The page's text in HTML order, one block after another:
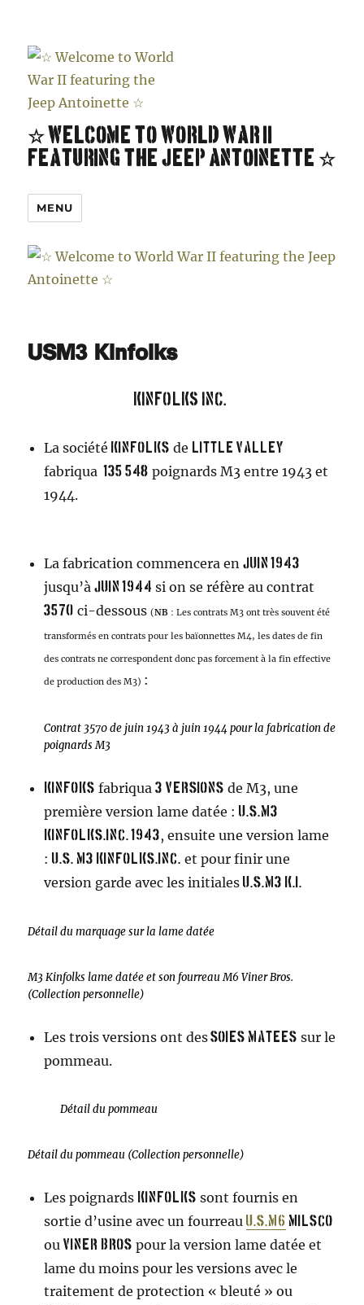
☆ Welcome to World War II
featuring the Jeep Antoinette ☆
MENU
USM3 Kinfolks
Kinfolks INC.
La société Kinfolks de Little Valley
fabriqua135 548 poignards M3 entre 1943 et
1944.
La fabrication commencera enjuin 1943
jusqu’àjuin 1944si on se réfère au contrat
3570 ci-dessous(NB : Les contrats M3 ont très souvent été
transformés en contrats pour les baïonnettes M4, les dates de fin
des contrats ne correspondent donc pas forcement à la fin effective
de production des M3) :
Contrat 3570 de juin 1943 à juin 1944 pour la fabrication de
poignards M3
Kinfoks fabriqua3 versions de M3, une
première version lame datée :U.S.M3
KINFOLKS.INC. 1943, ensuite une version lame
:U.S. M3 KINFOLKS.INC. et pour finir une
version garde avec les initialesU.S.M3 K.I.
Détail du marquage sur la lame datée
M3 Kinfolks lame datée et son fourreau M6 Viner Bros.
(Collection personnelle)
Les trois versions ont dessoies matEes sur le
pommeau.
Détail du pommeau
Détail du pommeau (Collection personnelle)
Les poignards Kinfolks sont fournis en
sortie d’usine avec un fourreauU.S.M6 Milsco
ouViner Bros pour la version lame datée et
lame du moins pour les versions avec le
traitement de protection « bleuté » ou